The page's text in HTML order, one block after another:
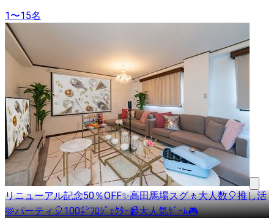
1〜15名
リニューアル記念50％OFF✨高田馬場スグ🚶大人数🎈推し活
🫶パーティ🎈100㌅ﾌﾛｼﾞｪｸﾀｰ📹大人気ｹﾞｰﾑ🎮